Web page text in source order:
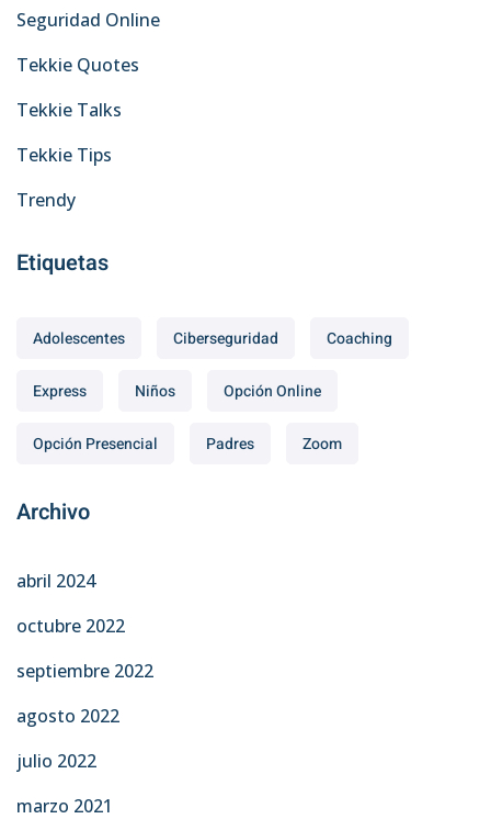
Seguridad Online
Tekkie Quotes
Tekkie Talks
Tekkie Tips
Trendy
Etiquetas
Adolescentes Ciberseguridad Coaching
Express Niños Opción Online
Opción Presencial Padres Zoom
Archivo
abril 2024
octubre 2022
septiembre 2022
agosto 2022
julio 2022
marzo 2021